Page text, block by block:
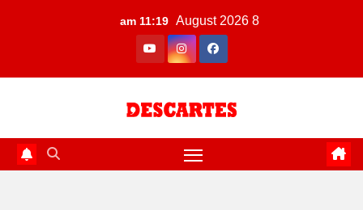
8 August 2026
11:19 am